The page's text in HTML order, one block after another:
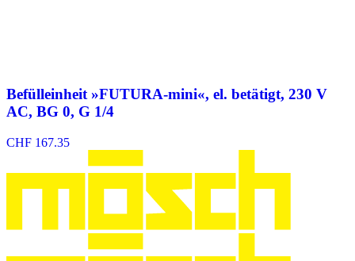
Befülleinheit »FUTURA-mini«, el. betätigt, 230 V
AC, BG 0, G 1/4
CHF 167.35